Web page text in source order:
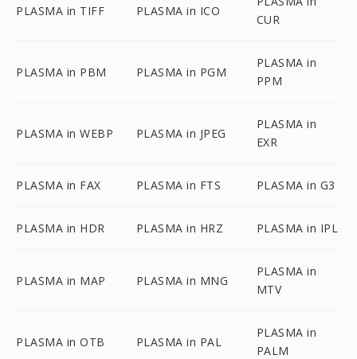
PLASMA in TIFF PLASMA in ICO
CUR
PLASMA in PBM PLASMA in PGM
PLASMA in
PPM
PLASMA in WEBP PLASMA in JPEG
PLASMA in
EXR
PLASMA in FAX PLASMA in FTS PLASMA in G3
PLASMA in HDR PLASMA in HRZ PLASMA in IPL
PLASMA in MAP PLASMA in MNG
PLASMA in
MTV
PLASMA in OTB PLASMA in PAL
PLASMA in
PALM